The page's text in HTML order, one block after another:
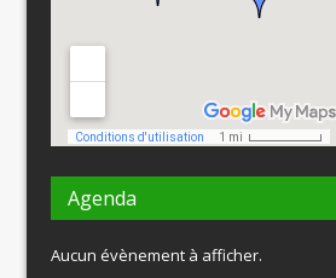
Agenda
Aucun évènement à afficher.